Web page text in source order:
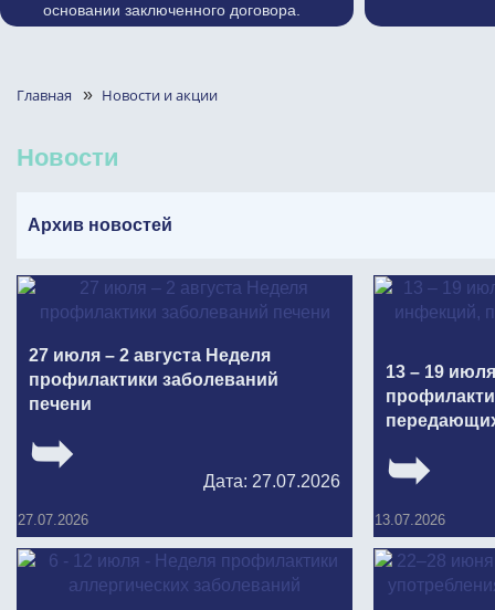
основании заключенного договора.
Главная » Новости и акции
Новости
Архив новостей
27 июля – 2 августа Неделя
профилактики заболеваний
печени
Дата: 27.07.2026
27.07.2026
13 – 19
13.07.2026